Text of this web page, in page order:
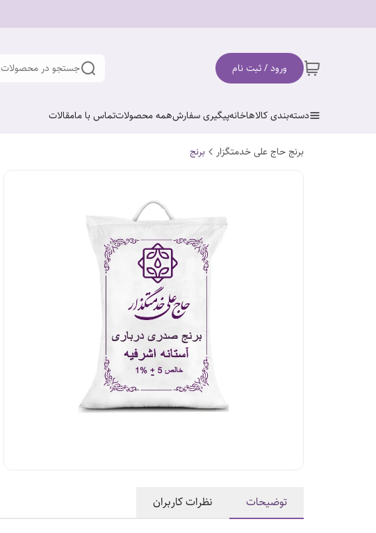
ورود / ثبت نام جستجو در محصولات
دسته‌بندی کالاهاخانهپیگیری سفارشهمه محصولاتتماس با مامقالات
برنج حاج علی خدمتگزار برنج
توضیحات نظرات کاربران